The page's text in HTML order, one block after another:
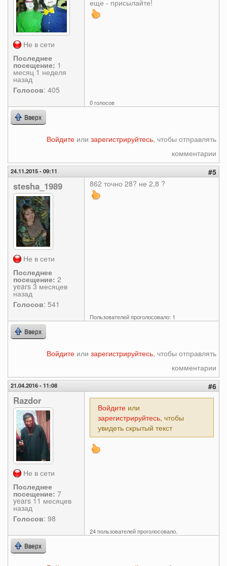
Не в сети
Последнее
посещение: 1
месяц 1 неделя
назад
Голосов: 405
еще - присылайте!
0 голосов
Вверх
Войдите или зарегистрируйтесь, чтобы отправлять
комментарии
24.11.2015 - 09:11 #5
stesha_1989
Не в сети
Последнее
посещение: 2
years 3 месяцев
назад
Голосов: 541
862 точно 28? не 2,8 ?
Пользователей проголосовало: 1
Вверх
Войдите или зарегистрируйтесь, чтобы отправлять
комментарии
21.04.2016 - 11:08 #6
Razdor
Не в сети
Последнее
посещение: 7
years 11 месяцев
назад
Голосов: 98
Войдите или
зарегистрируйтесь, чтобы
увидеть скрытый текст
24 пользователей проголосовало.
Вверх